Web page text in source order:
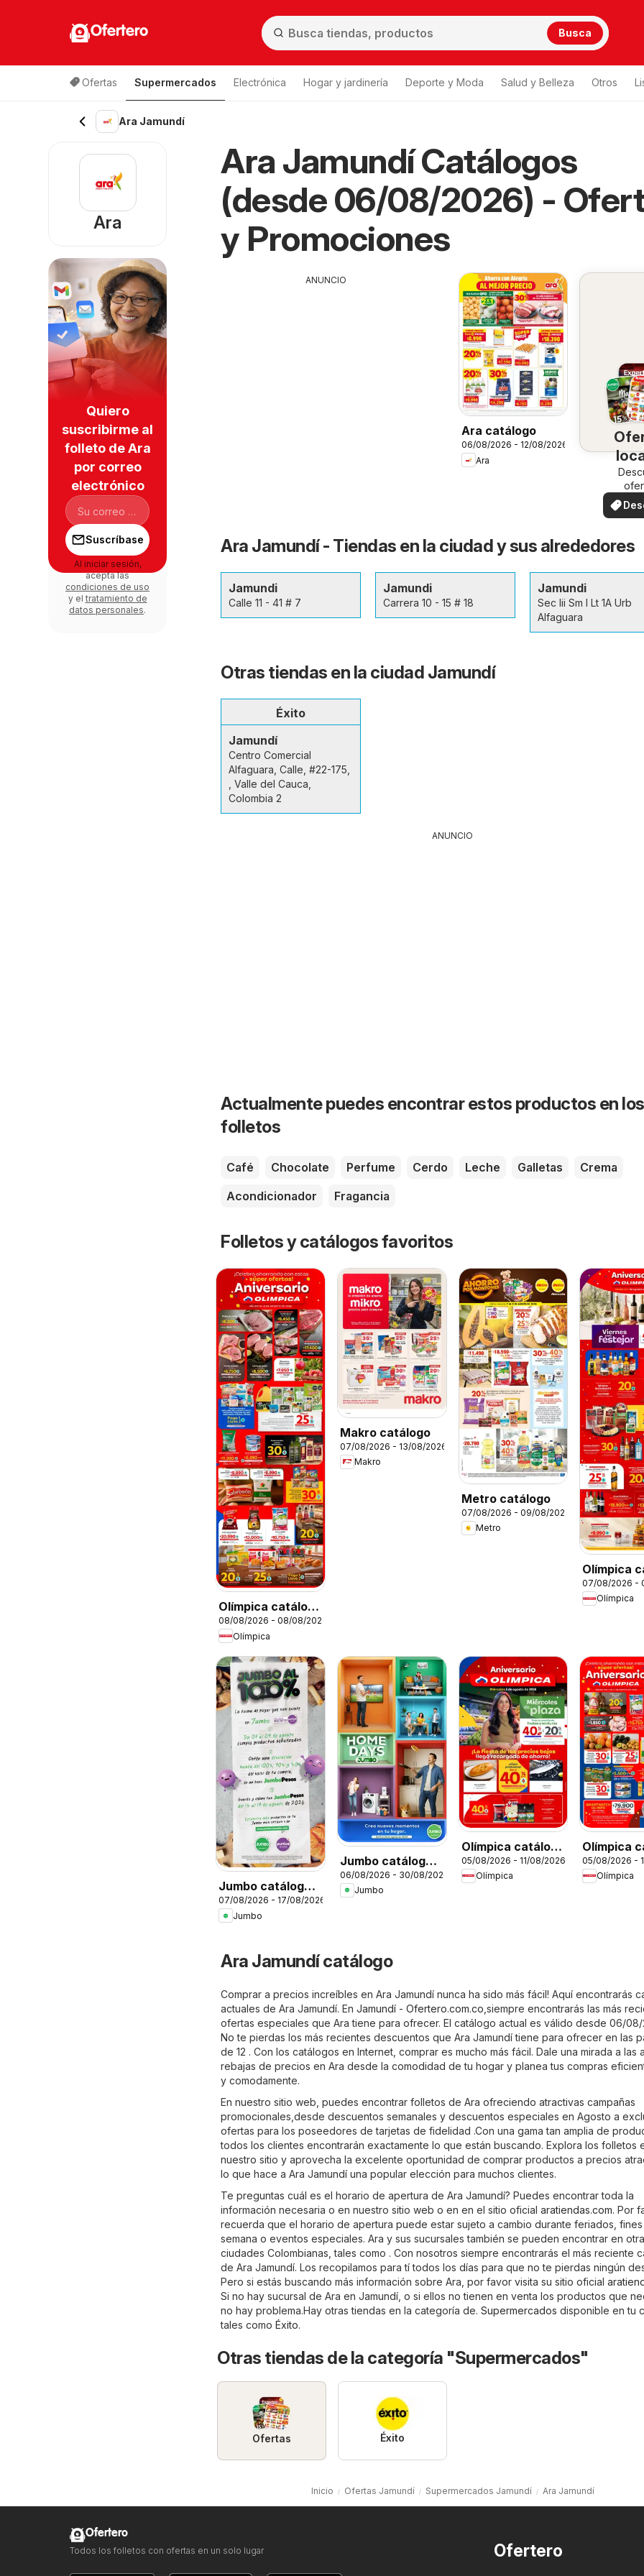
Ofertero Busca
Ofertas Supermercados Electrónica Hogar y jardinería Deporte y Moda Salud y Belleza Otros
Ara Jamundí
Ara Jamundí Catálogos
(desde 06/08/2026) -
y Promociones
ANUNCIO
Ara catálogo
06/08/2026 - 12/08/2026
Ara
Ara Jamundí - Tiendas en la ciudad y sus alrededores
Jamundi
Calle 11 - 41 # 7
Jamundi
Carrera 10 - 15 # 18
Jamundi
Sec Iii Sm I Lt 1A Urb
Alfaguara
Otras tiendas en la ciudad Jamundí
Éxito
Jamundí
Centro Comercial
Alfaguara, Calle, #22-175,
, Valle del Cauca,
Colombia 2
ANUNCIO
Actualmente puedes encontrar estos productos en los
folletos
Café Chocolate Perfume Cerdo Leche Galletas
Crema
Acondicionador
Fragancia
Folletos y catálogos favoritos
Olímpica catálogo
súper ofertas
08/08/2026 - 08/08/2026
Olímpica
Makro catálogo
07/08/2026 - 13/08/2026
Makro
Metro catálogo
07/08/2026 - 09/08/2026
Metro
Olímpica
viernes
festejar
07/08/2026 -
Olímpica
Jumbo catálogo
al 100
07/08/2026 - 17/08/2026
Jumbo
Jumbo catálogo
Home days
06/08/2026 - 30/08/2026
Jumbo
Olímpica catálogo
Miércoles de
Plaza
05/08/2026 - 11/08/2026
Olímpica
Olímpica
05/08/2026 -
Olímpica
Ara Jamundí catálogo
Comprar a precios increíbles en Ara Jamundí nunca ha sido más fácil! Aquí encontrarás
actuales de Ara Jamundí. En Jamundí - Ofertero.com.co,siempre encontrarás las más
ofertas especiales que Ara tiene para ofrecer. El catálogo actual es válido desde 06/
No te pierdas los más recientes descuentos que Ara Jamundí tiene para ofrecer en las
de 12 . Con los catálogos en Internet, comprar es mucho más fácil. Dale una mirada a las
rebajas de precios en Ara desde la comodidad de tu hogar y planea tus compras
y comodamente.
En nuestro sitio web, puedes encontrar folletos de Ara ofreciendo atractivas campañas
promocionales,desde descuentos semanales y descuentos especiales en Agosto a
ofertas para los poseedores de tarjetas de fidelidad .Con una gama tan amplia de
todos los clientes encontrarán exactamente lo que están buscando. Explora los folletos
nuestro sitio y aprovecha la excelente oportunidad de comprar productos a precios
lo que hace a Ara Jamundí una popular elección para muchos clientes.
Te preguntas cuál es el horario de apertura de Ara Jamundí? Puedes encontrar toda la
información necesaria o en nuestro sitio web o en en el sitio oficial aratiendas.com. Por
recuerda que el horario de apertura puede estar sujeto a cambio durante feriados,
semana o eventos especiales. Ara y sus sucursales también se pueden encontrar en
ciudades Colombianas, tales como . Con nosotros siempre encontrarás el más reciente
de Ara Jamundí. Los recopilamos para tí todos los días para que no te pierdas ningún
Pero si estás buscando más información sobre Ara, por favor visita su sitio oficial
Si no hay sucursal de Ara en Jamundí, o si ellos no tienen en venta los productos que
no hay problema.Hay otras tiendas en la categoría de. Supermercados disponible en tu
tales como Éxito.
Otras tiendas de la categoría "Supermercados"
Ofertas Éxito
Inicio Ofertas Jamundí Supermercados Jamundí Ara Jamundí
Ara
Quiero
suscribirme al
folleto de Ara
por correo
electrónico
Suscríbase
Al iniciar sesión,
acepta las
condiciones de uso
y el tratamiento de
datos personales.
Ofertero
Ofertero
Todos los folletos con ofertas en un solo lugar